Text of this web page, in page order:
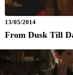
13/05/2014
From Dusk Till